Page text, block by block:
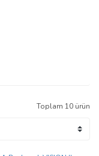
Toplam 10 ürün